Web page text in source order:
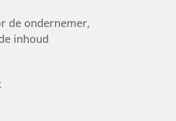
de ondernemer,
inhoud